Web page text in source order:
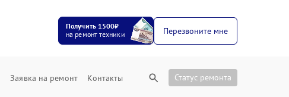
Получить 1500₽
на ремонт техники
Перезвоните мне
Заявка на ремонт Контакты Статус ремонта